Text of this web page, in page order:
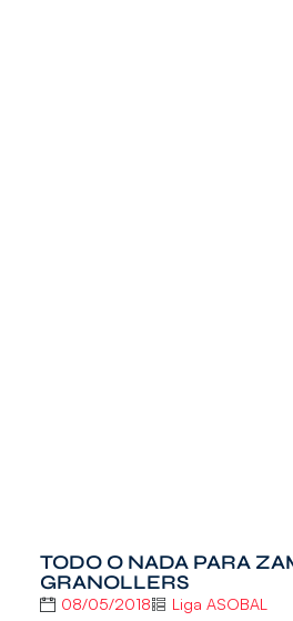
TODO O NADA PARA
GRANOLLERS
08/05/2018 Liga ASOBAL